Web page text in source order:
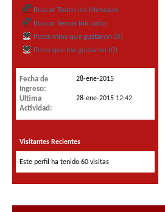
Buscar Todos los Mensajes
Buscar Temas Iniciados
Posts míos que gustaron (0)
Posts que me gustaron (0)
Fecha de
Ingreso
28-ene-2015
Ultima
Actividad
28-ene-2015 12:42
Visitantes Recientes
Este perfil ha tenido 60 visitas